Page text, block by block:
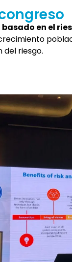
en el
del riesgo.